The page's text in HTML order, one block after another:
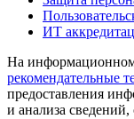
ИТ
На информационном
рекомендательные
предоставления
и анализа